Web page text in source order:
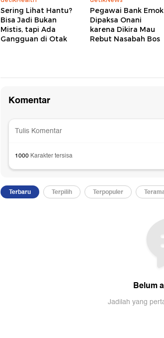
Sering Lihat Hantu?
Bisa Jadi Bukan
Mistis, tapi Ada
Gangguan di Otak
Pegawai Bank Emok
Dipaksa Onani
karena Dikira Mau
Rebut Nasabah Bos